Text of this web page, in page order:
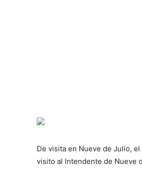
De visita en Nueve de Julio,
visito al Intendente de Nueve